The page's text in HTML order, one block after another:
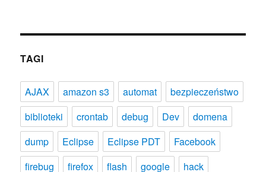
TAGI
AJAX amazon s3 automat
bezpieczeństwo
biblioteki
crontab debug Dev
domena
dump
Eclipse Eclipse PDT
Facebook
firebug
firefox flash google
hack